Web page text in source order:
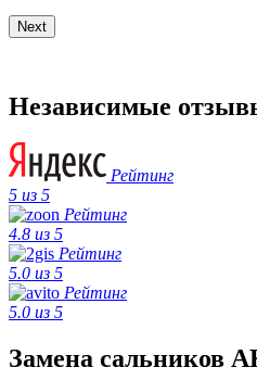
Next
Независимые
Рейтинг
5 из 5
Рейтинг
4.8 из 5
Рейтинг
5.0 из 5
Рейтинг
5.0 из 5
Замена сальников